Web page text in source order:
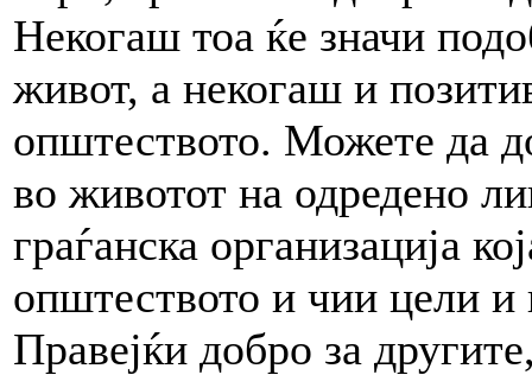
Некогаш тоа ќе значи
живот, а некогаш и
општеството. Можете да
во животот на одредено
граѓанска организација
општеството и чии цели и
Правејќи добро за